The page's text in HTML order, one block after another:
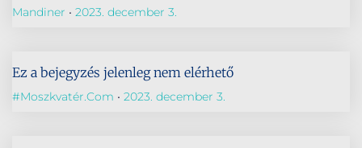
Mandiner 2023. december 3.
Ez a bejegyzés jelenleg nem elérhető
#Moszkvatér.com 2023. december 3.